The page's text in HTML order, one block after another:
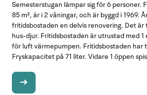
Semesterstugan lämpar sig för 6 personer.
85 m², är i 2 våningar, och är byggd i 1969.
fritidsbostaden en delvis renovering. Det
hus-djur. Fritidsbostaden är utrustad med
för luft värmepumpen. Fritidsbostaden har
Fryskapacitet på 71 liter. Vidare 1 öppen